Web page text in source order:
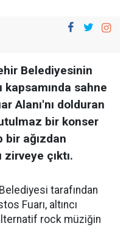
Belediyesinin
kapsamında sahne
Alanı'nı dolduran
bir konser
bir ağızdan
çıktı.
tarafından
Fuarı, altıncı
rock müziğin